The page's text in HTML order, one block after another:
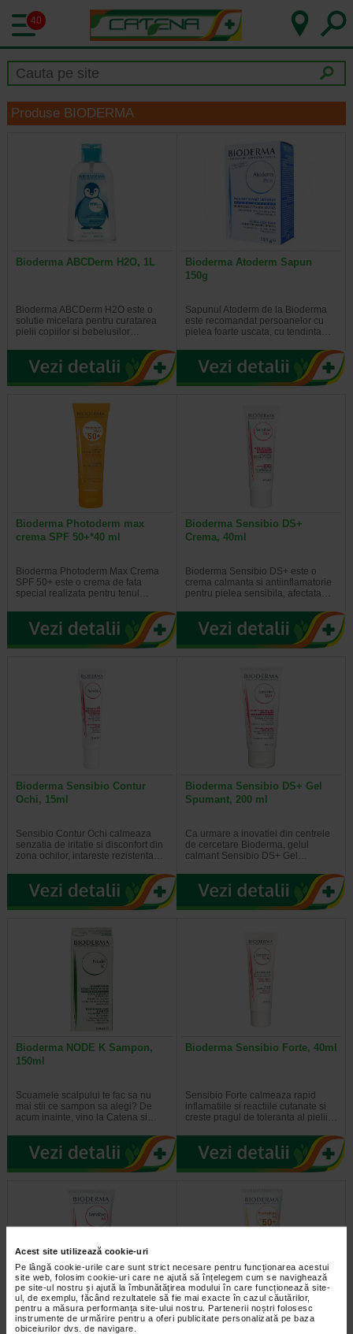
Acest site utilizează cookie-uri
Pe lângă cookie-urile care sunt strict necesare pentru funcționarea acestui
site web, folosim cookie-uri care ne ajută să înțelegem cum se navighează
pe site-ul nostru și ajută la îmbunătățirea modului în care funcționează site-
ul, de exemplu, făcând rezultatele să fie mai exacte în cazul căutărilor,
pentru a măsura performanța site-ului nostru. Partenerii noștri folosesc
instrumente de urmărire pentru a oferi publicitate personalizată pe baza
obiceiurilor dvs. de navigare.
40
Produse BIODERMA
Bioderma ABCDerm H2O, 1L
Bioderma ABCDerm H2O este o
solutie micelara pentru curatarea
pielii copiilor si bebelusilor…
Bioderma Atoderm Sapun
150g
Sapunul Atoderm de la Bioderma
este recomandat persoanelor cu
pielea foarte uscata, cu tendinta…
Bioderma Photoderm max
crema SPF 50+*40 ml
Bioderma Photoderm Max Crema
SPF 50+ este o crema de fata
special realizata pentru tenul…
Bioderma Sensibio DS+
Crema, 40ml
Bioderma Sensibio DS+ este o
crema calmanta si antiinflamatorie
pentru pielea sensibila, afectata…
Bioderma Sensibio Contur
Ochi, 15ml
Sensibio Contur Ochi calmeaza
senzatia de iritatie si disconfort din
zona ochilor, intareste rezistenta…
Bioderma Sensibio DS+ Gel
Spumant, 200 ml
Ca urmare a inovatiei din centrele
de cercetare Bioderma, gelul
calmant Sensibio DS+ Gel…
Bioderma NODE K Sampon,
150ml
Scuamele scalpului te fac sa nu
mai stii ce sampon sa alegi? De
acum inainte, vino la Catena si…
Bioderma Sensibio Forte, 40ml
Sensibio Forte calmeaza rapid
inflamatiile si reactiile cutanate si
creste pragul de toleranta al pielii…
Bioderma Sensibio AR Crema,
40ml
Bioderma Photoderm AR SPF
50+*30 ml